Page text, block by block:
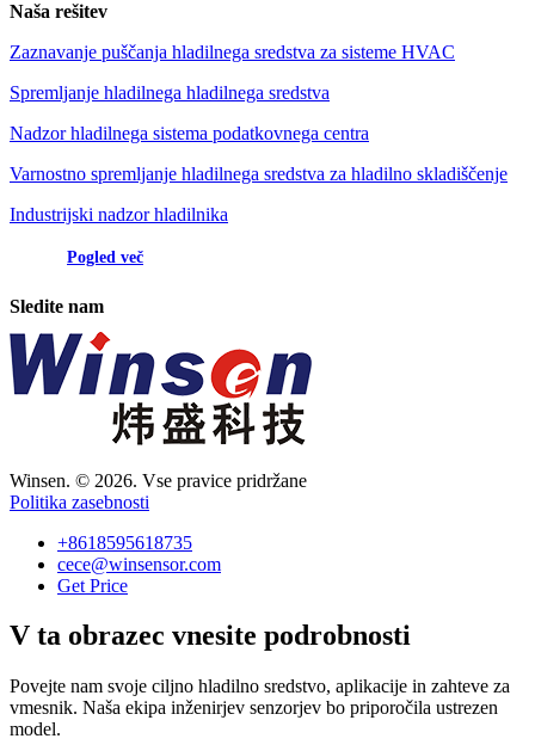
Naša rešitev
Zaznavanje puščanja hladilnega sredstva za sisteme HVAC
Spremljanje hladilnega hladilnega sredstva
Nadzor hladilnega sistema podatkovnega centra
Varnostno spremljanje hladilnega sredstva za hladilno skladiščenje
Industrijski nadzor hladilnika
Pogled več
Sledite nam
Winsen. © 2026. Vse pravice pridržane
Politika zasebnosti
+8618595618735
cece@winsensor.com
Get Price
V ta obrazec vnesite podrobnosti
Povejte nam svoje ciljno hladilno sredstvo, aplikacije in zahteve za
vmesnik. Naša ekipa inženirjev senzorjev bo priporočila ustrezen
model.